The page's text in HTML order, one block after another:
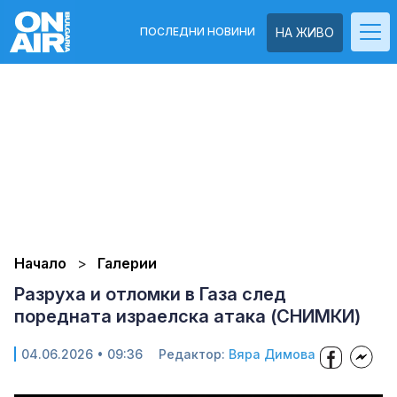
НА ЖИВО
ПОСЛЕДНИ НОВИНИ
Начало Галерии
Разруха и отломки в Газа след
поредната израелска атака (СНИМКИ)
04.06.2026 • 09:36 Редактор: Вяра Димова